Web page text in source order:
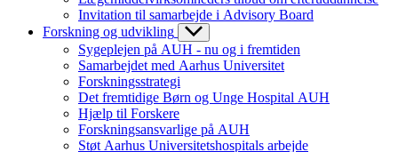
Invitation til samarbejde i Advisory Board
Forskning og udvikling
Sygeplejen på AUH - nu og i fremtiden
Samarbejdet med Aarhus Universitet
Forskningsstrategi
Det fremtidige Børn og Unge Hospital AUH
Hjælp til Forskere
Forskningsansvarlige på AUH
Støt Aarhus Universitetshospitals arbejde